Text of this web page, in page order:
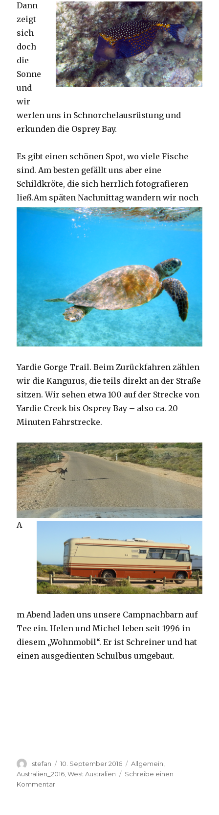
Dann
zeigt
sich
doch
die
Sonne
und
wir
werfen uns in Schnorchelausrüstung und
erkunden die Osprey Bay.
Es gibt einen schönen Spot, wo viele Fische
sind. Am besten gefällt uns aber eine
Schildkröte, die sich herrlich fotografieren
ließ.Am späten Nachmittag wandern wir noch
Yardie Gorge Trail. Beim Zurückfahren zählen
wir die Kangurus, die teils direkt an der Straße
sitzen. Wir sehen etwa 100 auf der Strecke von
Yardie Creek bis Osprey Bay – also ca. 20
Minuten Fahrstrecke.
A
m Abend laden uns unsere Campnachbarn auf
Tee ein. Helen und Michel leben seit 1996 in
diesem „Wohnmobil“. Er ist Schreiner und hat
einen ausgedienten Schulbus umgebaut.
Autor
stefan
Veröffentlicht
am
10. September 2016 Kategorien
Allgemein
Australien_2016 ,West Australien
Schreibe einen
Kommentarzu